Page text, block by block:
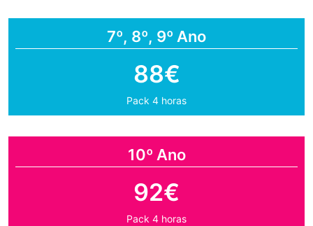
7º, 8º, 9º Ano
88€
Pack 4 horas
10º Ano
92€
Pack 4 horas